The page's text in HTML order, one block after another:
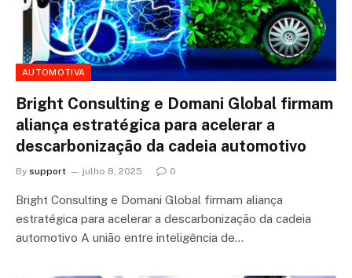
AUTOMOTIVA
Bright Consulting e Domani Global firmam
aliança estratégica para acelerar a
descarbonização da cadeia automotivo
By support julho 8, 2025 0
Bright Consulting e Domani Global firmam aliança
estratégica para acelerar a descarbonização da cadeia
automotivo A união entre inteligência de…